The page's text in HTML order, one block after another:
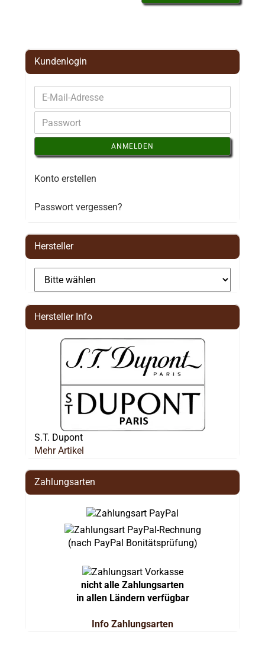
Kundenlogin
ANMELDEN
Konto erstellen
Passwort vergessen?
Hersteller
Hersteller Info
S.T. Dupont
Mehr Artikel
Zahlungsarten
(nach PayPal Bonitätsprüfung)
nicht alle Zahlungsarten
in allen Ländern verfügbar
Info Zahlungsarten